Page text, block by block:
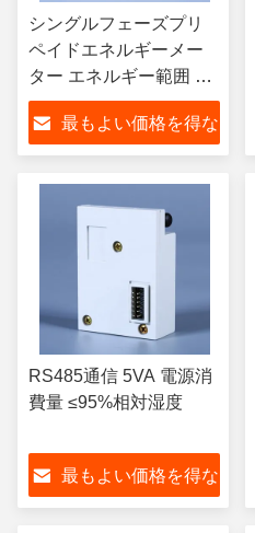
シングルフェーズプリ
ペイドエネルギーメー
ター エネルギー範囲 0-
999999
最もよい価格を得な
RS485通信 5VA 電源消
費量 ≤95%相対湿度
最もよい価格を得な